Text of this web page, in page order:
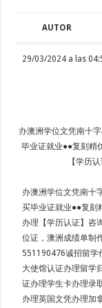
AUTOR
29/03/2024 a las
办澳洲学位文凭南十
毕业证就业●●复刻精
【学历
办澳洲学位文凭南十
买毕业证就业●●复刻
办理【学历认证】咨
位证，澳洲成绩单制
551190476诚招留学
大使馆认证办理留学
证办理学生卡办理录
办理英国文凭办理加